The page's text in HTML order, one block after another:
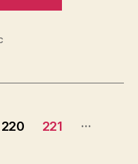
220 221
…